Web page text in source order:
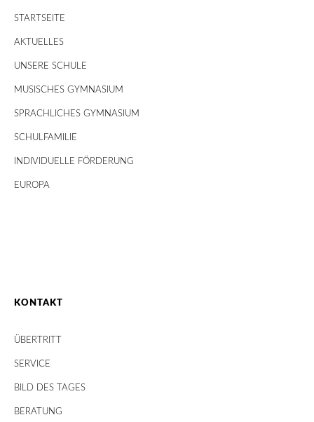
STARTSEITE
AKTUELLES
UNSERE SCHULE
MUSISCHES GYMNASIUM
SPRACHLICHES GYMNASIUM
SCHULFAMILIE
INDIVIDUELLE FÖRDERUNG
EUROPA
KONTAKT
ÜBERTRITT
SERVICE
BILD DES TAGES
BERATUNG